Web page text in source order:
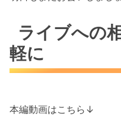
ライブへの
軽に
本編動画はこちら↓